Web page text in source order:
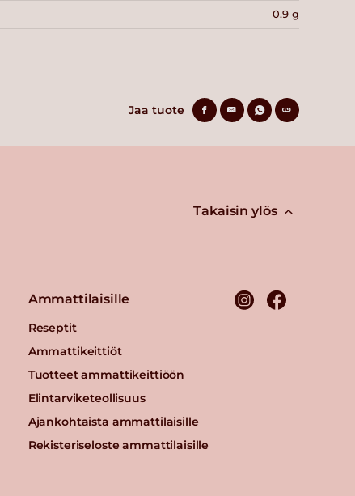
0.9 g
Jaa tuote
Takaisin ylös
Ammattilaisille
Reseptit
Ammattikeittiöt
Tuotteet ammattikeittiöön
Elintarviketeollisuus
Ajankohtaista ammattilaisille
Rekisteriseloste ammattilaisille